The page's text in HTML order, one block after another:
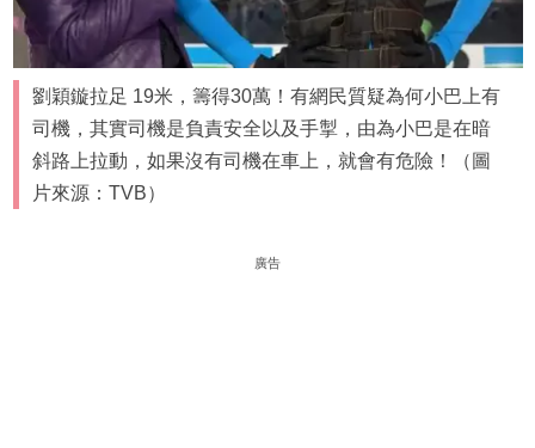
劉穎鏇拉足 19米，籌得30萬！有網民質疑為何小巴上有
司機，其實司機是負責安全以及手掣，由為小巴是在暗
斜路上拉動，如果沒有司機在車上，就會有危險！（圖
片來源：TVB）
廣告